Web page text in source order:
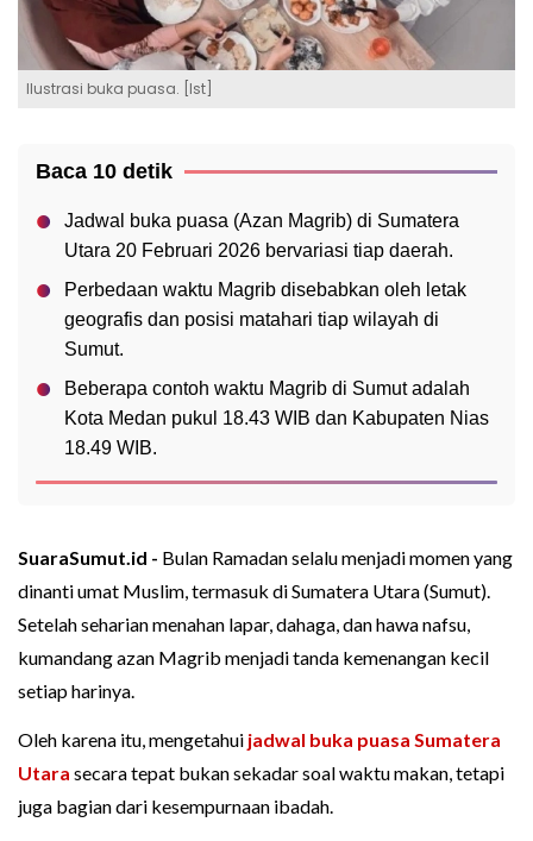
Ilustrasi buka puasa. [Ist]
Baca 10 detik
Jadwal buka puasa (Azan Magrib) di Sumatera
Utara 20 Februari 2026 bervariasi tiap daerah.
Perbedaan waktu Magrib disebabkan oleh letak
geografis dan posisi matahari tiap wilayah di
Sumut.
Beberapa contoh waktu Magrib di Sumut adalah
Kota Medan pukul 18.43 WIB dan Kabupaten Nias
18.49 WIB.
SuaraSumut.id - Bulan Ramadan selalu menjadi momen yang
dinanti umat Muslim, termasuk di Sumatera Utara (Sumut).
Setelah seharian menahan lapar, dahaga, dan hawa nafsu,
kumandang azan Magrib menjadi tanda kemenangan kecil
setiap harinya.
Oleh karena itu, mengetahui jadwal buka puasa Sumatera
Utara secara tepat bukan sekadar soal waktu makan, tetapi
juga bagian dari kesempurnaan ibadah.